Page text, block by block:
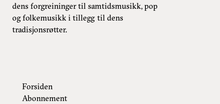
dens forgreininger til samtidsmusikk, pop
og folkemusikk i tillegg til dens
tradisjonsrøtter.
Forsiden
Abonnement